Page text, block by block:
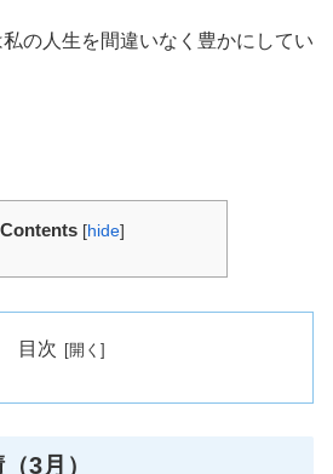
の人生を間違いなく豊かにしてい
Contents [hide]
目次
3月）